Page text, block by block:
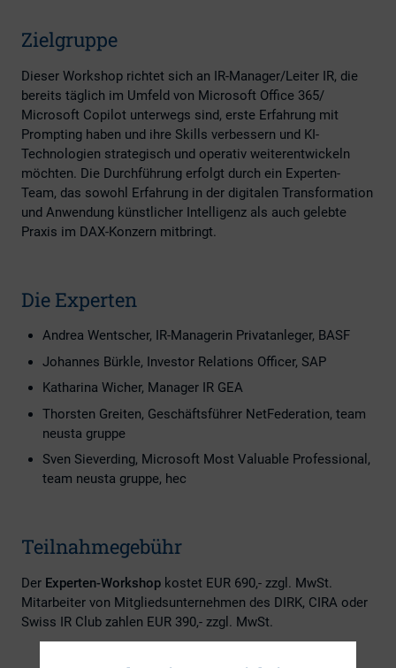
Zielgruppe
Dieser Workshop richtet sich an IR-Manager/Leiter IR, die
bereits täglich im Umfeld von Microsoft Office 365/
Microsoft Copilot unterwegs sind, erste Erfahrung mit
Prompting haben und ihre Skills verbessern und KI-
Technologien strategisch und operativ weiterentwickeln
möchten. Die Durchführung erfolgt durch ein Experten-
Team, das sowohl Erfahrung in der digitalen Transformation
und Anwendung künstlicher Intelligenz als auch gelebte
Praxis im DAX-Konzern mitbringt.
Die Experten
Andrea Wentscher, IR-Managerin Privatanleger, BASF
Johannes Bürkle, Investor Relations Officer, SAP
Katharina Wicher, Manager IR GEA
Thorsten Greiten, Geschäftsführer NetFederation, team
neusta gruppe
Sven Sieverding, Microsoft Most Valuable Professional,
team neusta gruppe, hec
Teilnahmegebühr
Der Experten-Workshop kostet EUR 690,- zzgl. MwSt.
Mitarbeiter von Mitgliedsunternehmen des DIRK, CIRA oder
Swiss IR Club zahlen EUR 390,- zzgl. MwSt.